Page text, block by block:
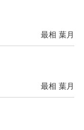
最相 葉月
最相 葉月